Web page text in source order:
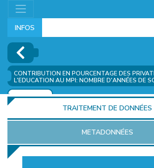
INFOS
CONTRIBUTION EN POURCENTAGE DES
L'EDUCATION AU MPI: NOMBRE D'ANNÉES DE
AJOUTER
TRAITEMENT DE DONNÉES
METADONNÉES